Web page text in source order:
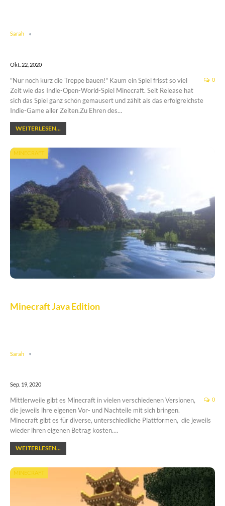
Sarah
Okt. 22, 2020
0
"Nur noch kurz die Treppe bauen!" Kaum ein Spiel frisst so viel
Zeit wie das Indie-Open-World-Spiel Minecraft. Seit Release hat
sich das Spiel ganz schön gemausert und zählt als das erfolgreichste
Indie-Game aller Zeiten.Zu Ehren des…
WEITERLESEN...
MINECRAFT
Minecraft Java Edition
Sarah
Sep. 19, 2020
0
Mittlerweile gibt es Minecraft in vielen verschiedenen Versionen,
die jeweils ihre eigenen Vor- und Nachteile mit sich bringen.
Minecraft gibt es für diverse, unterschiedliche Plattformen, die jeweils
wieder ihren eigenen Betrag kosten.…
WEITERLESEN...
MINECRAFT